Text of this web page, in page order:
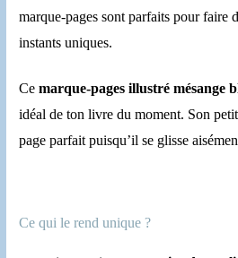
marque-pages sont parfaits pour faire
instants uniques.
Ce marque-pages illustré mésange
idéal de ton livre du moment. Son
page parfait puisqu’il se glisse
Ce qui le rend unique ?